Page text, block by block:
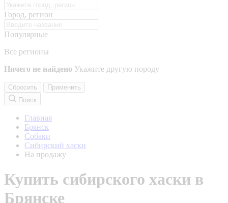
Город, регион
Популярные
Все регионы
Ничего не найдено Укажите другую породу
Сбросить
Применить
Поиск
Главная
Брянск
Собаки
Сибирский хаски
На продажу
Купить сибирского хаски в
Брянске